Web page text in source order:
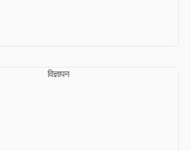
विज्ञापन